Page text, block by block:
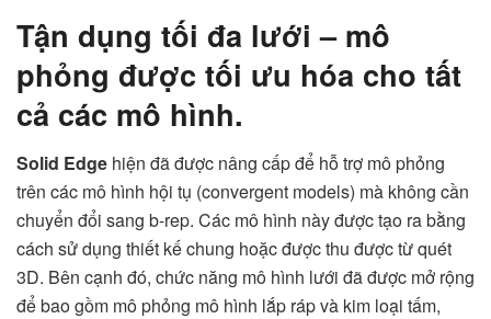
Tận dụng tối đa lưới – mô
phỏng được tối ưu hóa cho tất
cả các mô hình.
Solid Edge hiện đã được nâng cấp để hỗ trợ mô phỏng
trên các mô hình hội tụ (convergent models) mà không cần
chuyển đổi sang b-rep. Các mô hình này được tạo ra bằng
cách sử dụng thiết kế chung hoặc được thu được từ quét
3D. Bên cạnh đó, chức năng mô hình lưới đã được mở rộng
để bao gồm mô phỏng mô hình lắp ráp và kim loại tấm,